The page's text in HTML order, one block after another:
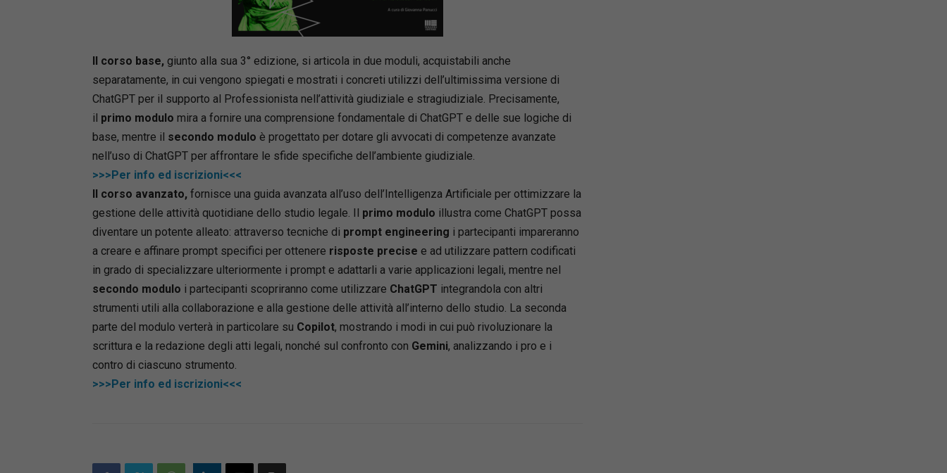
Il corso base, giunto alla sua 3° edizione, si articola in due moduli, acquistabili anche
separatamente, in cui vengono spiegati e mostrati i concreti utilizzi dell’ultimissima versione di
ChatGPT per il supporto al Professionista nell’attività giudiziale e stragiudiziale. Precisamente,
il primo modulo mira a fornire una comprensione fondamentale di ChatGPT e delle sue logiche di
base, mentre il secondo modulo è progettato per dotare gli avvocati di competenze avanzate
nell’uso di ChatGPT per affrontare le sfide specifiche dell’ambiente giudiziale.
>>>Per info ed iscrizioni<<<
Il corso avanzato, fornisce una guida avanzata all’uso dell’Intelligenza Artificiale per ottimizzare la
gestione delle attività quotidiane dello studio legale. Il primo modulo illustra come ChatGPT possa
diventare un potente alleato: attraverso tecniche di prompt engineering i partecipanti impareranno
a creare e affinare prompt specifici per ottenere risposte precise e ad utilizzare pattern codificati
in grado di specializzare ulteriormente i prompt e adattarli a varie applicazioni legali, mentre nel
secondo modulo i partecipanti scopriranno come utilizzare ChatGPT integrandola con altri
strumenti utili alla collaborazione e alla gestione delle attività all’interno dello studio. La seconda
parte del modulo verterà in particolare su Copilot, mostrando i modi in cui può rivoluzionare la
scrittura e la redazione degli atti legali, nonché sul confronto con Gemini, analizzando i pro e i
contro di ciascuno strumento.
>>>Per info ed iscrizioni<<<